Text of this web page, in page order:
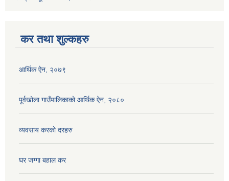
कर तथा शुल्कहरु
आर्थिक ऐन, २०७९
पूर्वखोला गाउँपालिकाको आर्थिक ऐन, २०८०
व्यवसाय करको दरहरु
घर जग्गा बहाल कर